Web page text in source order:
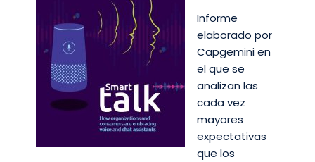
Informe
elaborado por
Capgemini en
el que se
analizan las
cada vez
mayores
expectativas
que los